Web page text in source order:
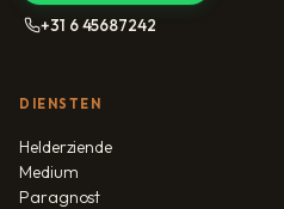
+31 6 45687242
DIENSTEN
Helderziende
Medium
Paragnost